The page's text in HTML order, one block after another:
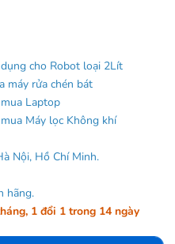
cho Robot loại 2Lít
máy rửa chén bát
Laptop
Máy lọc Không khí
Nội, Hồ Chí Minh.
hãng.
1 đổi 1 trong 14 ngày